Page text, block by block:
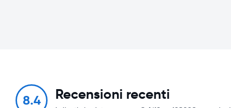
8.4 Recensioni recenti